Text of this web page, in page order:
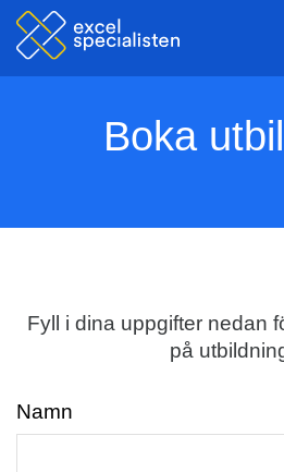
Boka
Fyll i dina uppgifter nedan
på
Namn